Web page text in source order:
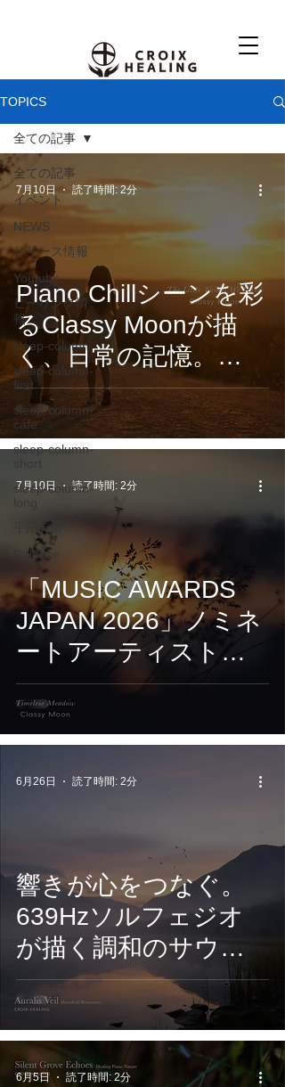
TOPICS
全ての記事
イベント
NEWS
リリース情報
Youtube
ヒーリング情
報
sleep-column
sleep-column-
first
sleep-column-
cafe
sleep-column-
sleep-column-
long
平沼有梨
Release
全ての記事
Piano Chillシーンを彩
るClassy Moonが描
く、日常の記憶。
『The Little Things
We Loved』7月10日
配信開始
7月10日 読了時間: 2分
「MUSIC AWARDS
JAPAN 2026」ノミネ
ートアーティスト
Classy Moonが贈る。
追憶を描く528Hzソル
フェジオ連作第2弾
『Timeless Meadow』
7月10日 読了時間: 2分
響きが心をつなぐ。
639Hzソルフェジオ
が描く調和のサウン
ド。CROIX
HEALING『Auralis
Veil -Heartfield
Resonance』6月26日
6月26日 読了時間: 2分
6月5日 読了時間: 2分